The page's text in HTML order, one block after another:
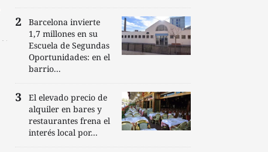
Barcelona invierte
1,7 millones en su
Escuela de Segundas
Oportunidades: en el
barrio...
El elevado precio de
alquiler en bares y
restaurantes frena el
interés local por...